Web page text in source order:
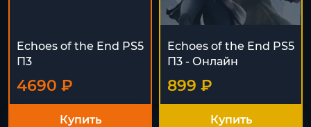
Echoes of the End PS5
П3
4690 ₽
Купить
Echoes of the End PS5
П3 - Онлайн
899 ₽
Купить